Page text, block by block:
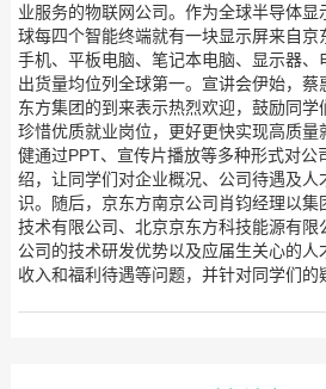
业服务的物联网公司。作为全球半导体
球每四个智能终端就有一块显示屏来自
手机、平板电脑、笔记本电脑、显示器
出货量均位列全球第一。宣讲会伊始，
东方集团的到来表示热烈欢迎，鼓励同学
珍惜优质就业岗位，更好更快实现高质
健通过PPT、宣传片播放等多种形式对公
绍，让同学们对企业概况、公司待遇及人
识。随后，京东方南京公司肖钧经理以
技术有限公司、北京京东方科技能源有限
公司的技术研发优势以及应届生关心的人
收入和福利待遇等问题，并针对同学们的